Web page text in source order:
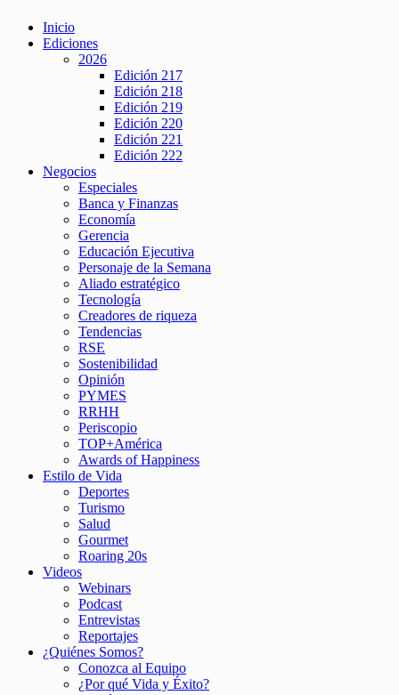
Inicio
Ediciones
2026
Edición 217
Edición 218
Edición 219
Edición 220
Edición 221
Edición 222
Negocios
Especiales
Banca y Finanzas
Economía
Gerencia
Educación Ejecutiva
Personaje de la Semana
Aliado estratégico
Tecnología
Creadores de riqueza
Tendencias
RSE
Sostenibilidad
Opinión
PYMES
RRHH
Periscopio
TOP+América
Awards of Happiness
Estilo de Vida
Deportes
Turismo
Salud
Gourmet
Roaring 20s
Videos
Webinars
Podcast
Entrevistas
Reportajes
¿Quiénes Somos?
Conozca al Equipo
¿Por qué Vida y Éxito?